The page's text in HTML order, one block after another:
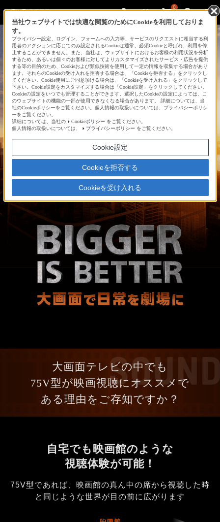
0
大画面テレビの中でも
75V型が映画視聴にオススメで
ある理由をご存知ですか？
自宅でも映画館のような
視聴体験が可能！
75V型であれば、映画館の真ん中の席から視聴した時
と同じような世界が目の前に広がります
当社ウェブサイトでは快適な閲覧のためにCookieを利用しておりま
す。
プライバシー設定、ログイン、フォームへの入力等、サービスのリクエストに相当する利
用者のアクションに応じてのみ設定されるCookieは通常、必須Cookieと呼ばれ、利用を停
止することができません。また、当社は、ウェブサイトにおけるお客様の利用状況を分析
するため、あるいは個々のお客様に対してよりカスタマイズされたサービス・広告を提供
する等の目的のため、Cookieおよび類似技術を使用して一定の情報を収集する場合があり
ます。それらのCookieの受け入れを拒否する場合は、「Cookieを拒否する」をクリックし
てください。Cookie使用にご同意頂ける場合は、「Cookieを受け入れる」をクリックして
下さい。Cookie設定をカスタマイズする場合は「Cookie設定」をクリックしてください。
Cookieの設定をいつでも管理することができます。選択したCookieの設定によっては、こ
のウェブサイトの機能の一部が使用できなくなる場合があります。 詳細については、当
社のCookieポリシーをご覧ください。個人情報の取扱いについては、プライバシーポリシ
ーをご覧ください。
詳細については、当社の
Cookieポリシー をご覧ください。
個人情報の取扱いについては、
プライバシーポリシー をご覧ください。
Cookie設定
Cookieを拒否する
Cookieを受け入れる